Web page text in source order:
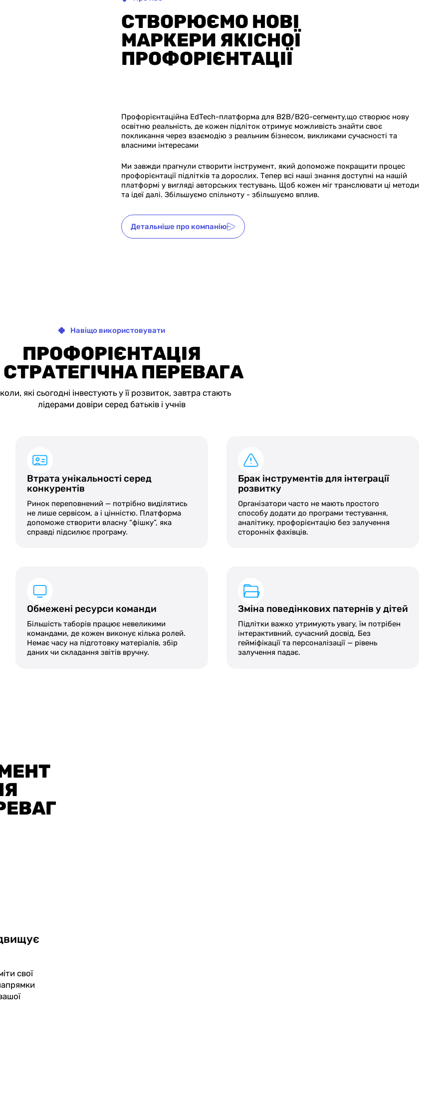
СТВОРЮЄМО НОВІ
МАРКЕРИ ЯКІСНОЇ
ПРОФОРІЄНТАЦІЇ
Профорієнтаційна EdTech-платформа для B2B/B2G-сегменту,що створює нову
освітню реальність, де кожен підліток отримує можливість знайти своє
покликання через взаємодію з реальним бізнесом, викликами сучасності та
власними інтересами
Ми завжди прагнули створити інструмент, який допоможе покращити процес
профорієнтації підлітків та дорослих. Тепер всі наші знання доступні на нашій
платформі у вигляді авторських тестувань. Щоб кожен міг транслювати ці методи
та ідеї далі. Збільшуємо спільноту - збільшуємо вплив.
Детальніше про компанію
Навіщо використовувати
ПРОФОРІЄНТАЦІЯ
ПЕРЕВАГА
які сьогодні інвестують у її розвиток, завтра стають
лідерами довіри серед батьків і учнів
Втрата унікальності серед
конкурентів
Ринок переповнений — потрібно виділятись
не лише сервісом, а і цінністю. Платформа
допоможе створити власну “фішку”, яка
справді підсилює програму.
Брак інструментів для інтеграції
розвитку
Організатори часто не мають простого
способу додати до програми тестування,
аналітику, профорієнтацію без залучення
сторонніх фахівців.
Обмежені ресурси команди
Більшість таборів працює невеликими
командами, де кожен виконує кілька ролей.
Немає часу на підготовку матеріалів, збір
даних чи складання звітів вручну.
Зміна поведінкових патернів у дітей
Підлітки важко утримують увагу, їм потрібен
інтерактивний, сучасний досвід, Без
гейміфікації та персоналізації — рівень
залучення падає.
свої